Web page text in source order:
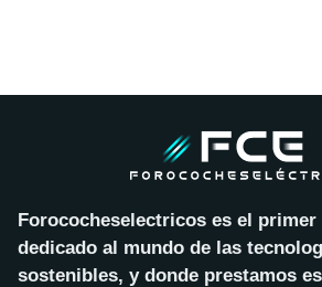
Forococheselectricos es el
dedicado al mundo de las
sostenibles, y donde prestamos